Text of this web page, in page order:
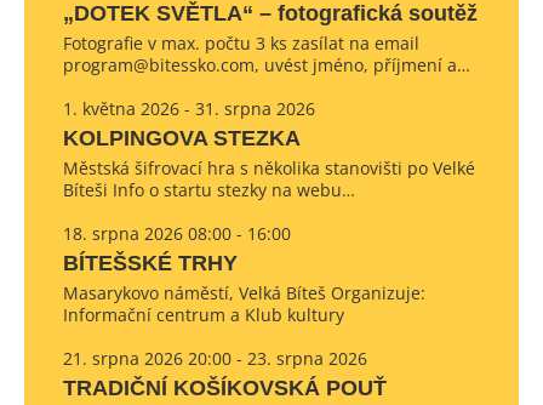
„DOTEK SVĚTLA“ – fotografická soutěž
Fotografie v max. počtu 3 ks zasílat na email
program@bitessko.com, uvést jméno, příjmení a…
1. května 2026 - 31. srpna 2026
KOLPINGOVA STEZKA
Městská šifrovací hra s několika stanovišti po Velké
Bíteši Info o startu stezky na webu…
18. srpna 2026 08:00 - 16:00
BÍTEŠSKÉ TRHY
Masarykovo náměstí, Velká Bíteš Organizuje:
Informační centrum a Klub kultury
21. srpna 2026 20:00 - 23. srpna 2026
TRADIČNÍ KOŠÍKOVSKÁ POUŤ